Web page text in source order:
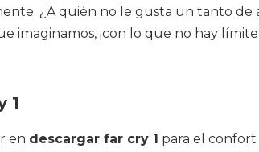
¿A quién no le gusta un tanto
imaginamos, ¡con lo que no hay
1
en descargar far cry 1 para el confort